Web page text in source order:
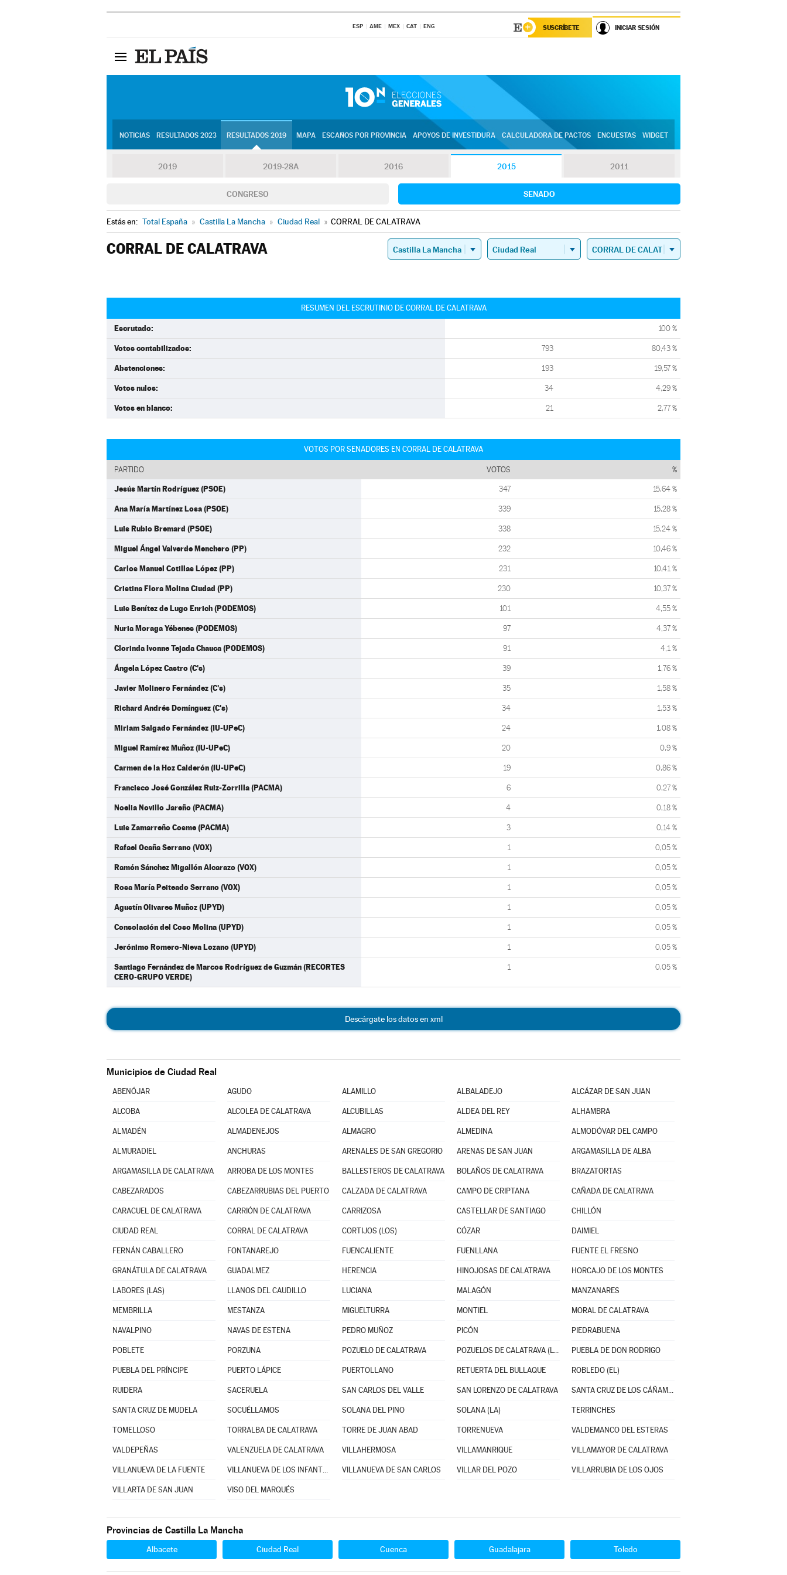
ESP AME MEX CAT ENG SUSCRÍBETE INICIAR SESIÓN
NOTICIAS RESULTADOS 2023 RESULTADOS 2019 MAPA ESCAÑOS POR PROVINCIA APOYOS DE INVESTIDURA CALCULADORA DE PACTOS ENCUESTAS WIDGET
2019 2019-28A 2016 2015 2011
CONGRESO SENADO
Estás en: Total España » Castilla La Mancha » Ciudad Real » CORRAL DE CALATRAVA
CORRAL DE CALATRAVA
RESUMEN DEL ESCRUTINIO DE CORRAL DE CALATRAVA
Escrutado: 100 %
Votos contabilizados: 793 80,43 %
Abstenciones: 193 19,57 %
Votos nulos: 34 4,29 %
Votos en blanco: 21 2,77 %
VOTOS POR SENADORES EN CORRAL DE CALATRAVA
PARTIDO VOTOS %
Jesús Martín Rodríguez (PSOE) 347 15,64 %
Ana María Martínez Losa (PSOE) 339 15,28 %
Luis Rubio Bremard (PSOE) 338 15,24 %
Miguel Ángel Valverde Menchero (PP) 232 10,46 %
Carlos Manuel Cotillas López (PP) 231 10,41 %
Cristina Flora Molina Ciudad (PP) 230 10,37 %
Luis Benítez de Lugo Enrich (PODEMOS) 101 4,55 %
Nuria Moraga Yébenes (PODEMOS) 97 4,37 %
Clorinda Ivonne Tejada Chauca (PODEMOS) 91 4,1 %
Ángela López Castro (C's) 39 1,76 %
Javier Molinero Fernández (C's) 35 1,58 %
Richard Andrés Domínguez (C's) 34 1,53 %
Miriam Salgado Fernández (IU-UPeC) 24 1,08 %
Miguel Ramírez Muñoz (IU-UPeC) 20 0,9 %
Carmen de la Hoz Calderón (IU-UPeC) 19 0,86 %
Francisco José González Ruiz-Zorrilla (PACMA) 6 0,27 %
Noelia Novillo Jareño (PACMA) 4 0,18 %
Luis Zamarreño Cosme (PACMA) 3 0,14 %
Rafael Ocaña Serrano (VOX) 1 0,05 %
Ramón Sánchez Migallón Alcarazo (VOX) 1 0,05 %
Rosa María Peiteado Serrano (VOX) 1 0,05 %
Agustín Olivares Muñoz (UPYD) 1 0,05 %
Consolación del Coso Molina (UPYD) 1 0,05 %
Jerónimo Romero-Nieva Lozano (UPYD) 1 0,05 %
Santiago Fernández de Marcos Rodríguez de Guzmán (RECORTES
CERO-GRUPO VERDE)
1 0,05 %
Descárgate los datos en xml
Municipios de Ciudad Real
ABENÓJAR AGUDO ALAMILLO ALBALADEJO ALCÁZAR DE SAN JUAN
ALCOBA ALCOLEA DE CALATRAVA ALCUBILLAS ALDEA DEL REY ALHAMBRA
ALMADÉN ALMADENEJOS ALMAGRO ALMEDINA ALMODÓVAR DEL CAMPO
ALMURADIEL ANCHURAS ARENALES DE SAN GREGORIO ARENAS DE SAN JUAN ARGAMASILLA DE ALBA
ARGAMASILLA DE CALATRAVA ARROBA DE LOS MONTES BALLESTEROS DE CALATRAVA BOLAÑOS DE CALATRAVA BRAZATORTAS
CABEZARADOS CABEZARRUBIAS DEL PUERTO CALZADA DE CALATRAVA CAMPO DE CRIPTANA CAÑADA DE CALATRAVA
CARACUEL DE CALATRAVA CARRIÓN DE CALATRAVA CARRIZOSA CASTELLAR DE SANTIAGO CHILLÓN
CIUDAD REAL CORRAL DE CALATRAVA CORTIJOS (LOS) CÓZAR DAIMIEL
FERNÁN CABALLERO FONTANAREJO FUENCALIENTE FUENLLANA FUENTE EL FRESNO
GRANÁTULA DE CALATRAVA GUADALMEZ HERENCIA HINOJOSAS DE CALATRAVA HORCAJO DE LOS MONTES
LABORES (LAS) LLANOS DEL CAUDILLO LUCIANA MALAGÓN MANZANARES
MEMBRILLA MESTANZA MIGUELTURRA MONTIEL MORAL DE CALATRAVA
NAVALPINO NAVAS DE ESTENA PEDRO MUÑOZ PICÓN PIEDRABUENA
POBLETE PORZUNA POZUELO DE CALATRAVA POZUELOS DE CALATRAVA (LOS) PUEBLA DE DON RODRIGO
PUEBLA DEL PRÍNCIPE PUERTO LÁPICE PUERTOLLANO RETUERTA DEL BULLAQUE ROBLEDO (EL)
RUIDERA SACERUELA SAN CARLOS DEL VALLE SAN LORENZO DE CALATRAVA SANTA CRUZ DE LOS CÁÑAMOS
SANTA CRUZ DE MUDELA SOCUÉLLAMOS SOLANA DEL PINO SOLANA (LA) TERRINCHES
TOMELLOSO TORRALBA DE CALATRAVA TORRE DE JUAN ABAD TORRENUEVA VALDEMANCO DEL ESTERAS
VALDEPEÑAS VALENZUELA DE CALATRAVA VILLAHERMOSA VILLAMANRIQUE VILLAMAYOR DE CALATRAVA
VILLANUEVA DE LA FUENTE VILLANUEVA DE LOS INFANTES VILLANUEVA DE SAN CARLOS VILLAR DEL POZO VILLARRUBIA DE LOS OJOS
VILLARTA DE SAN JUAN VISO DEL MARQUÉS
Provincias de Castilla La Mancha
Albacete Ciudad Real Cuenca Guadalajara Toledo